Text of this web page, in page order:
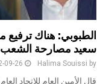
الطبوبي: هناك ترفيع
سعيد مصارحة الشعب
by
Halima Souissi
09-26
قال الأمين العام للاتحاد